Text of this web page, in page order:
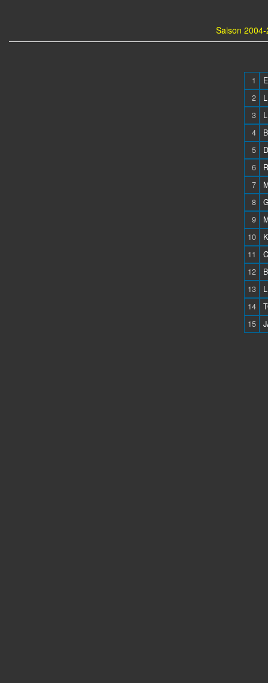
Saison
1
2
3
4
5
6
7
8
9
10
11
12
13
14
15